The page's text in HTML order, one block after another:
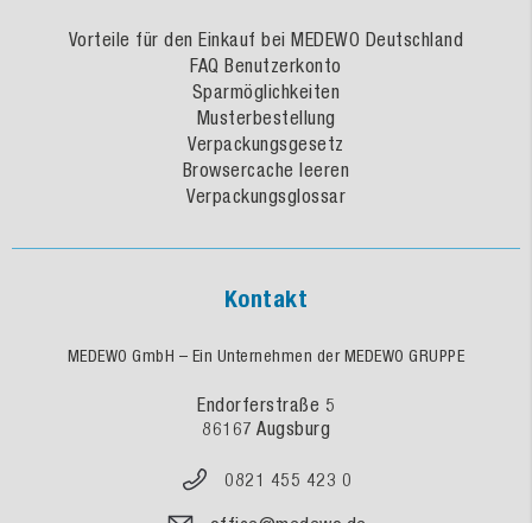
Vorteile für den Einkauf bei MEDEWO Deutschland
FAQ Benutzerkonto
Sparmöglichkeiten
Musterbestellung
Verpackungsgesetz
Browsercache leeren
Verpackungsglossar
Kontakt
MEDEWO GmbH – Ein Unternehmen der MEDEWO GRUPPE
Endorferstraße 5
86167 Augsburg
0821 455 423 0